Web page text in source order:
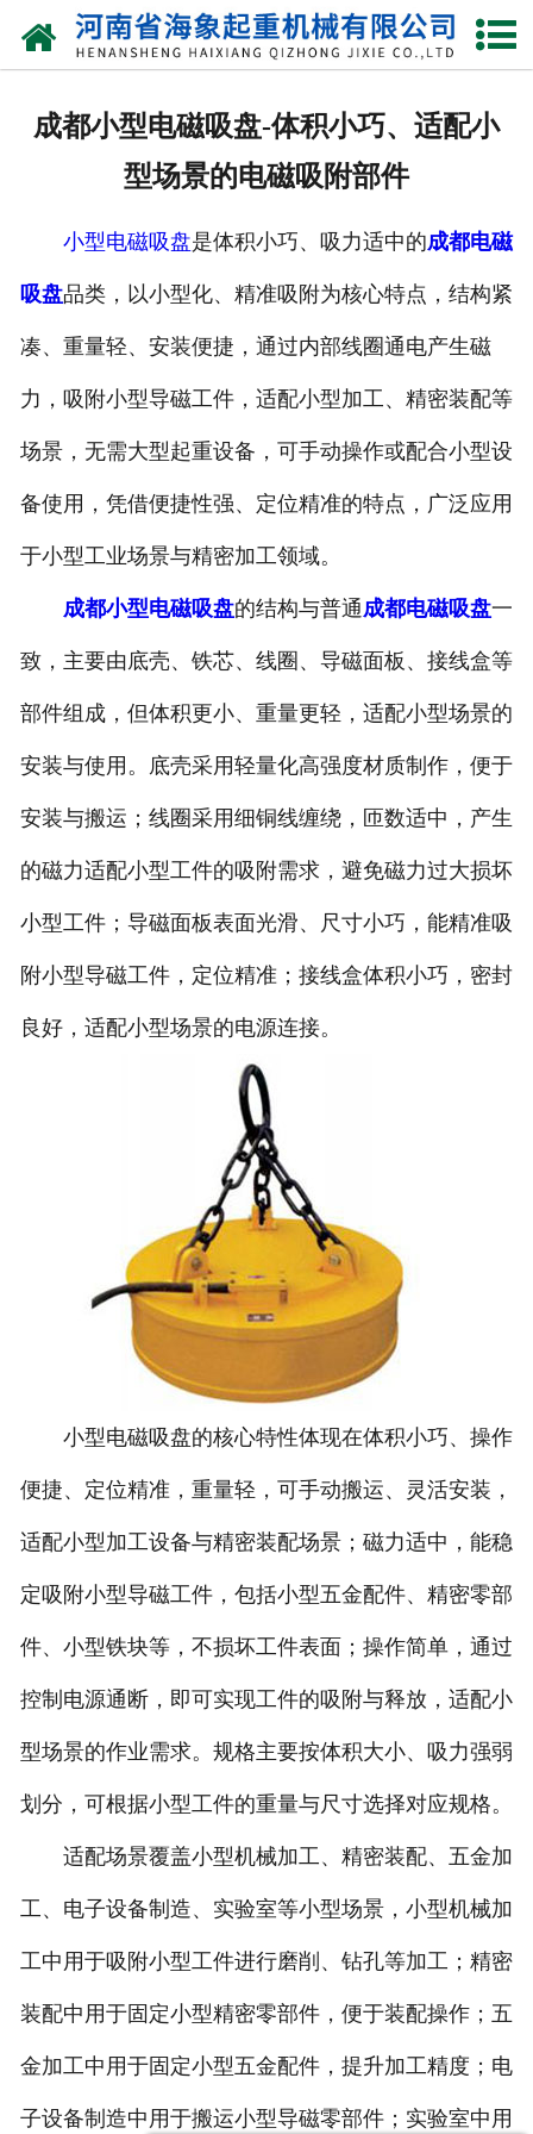
网站首页
厂区一角
案例展示
联系我们
成都小型电磁吸盘-体积小巧、适配小
型场景的电磁吸附部件
小型电磁吸盘是体积小巧、吸力适中的成都电磁
吸盘品类，以小型化、精准吸附为核心特点，结构紧
凑、重量轻、安装便捷，通过内部线圈通电产生磁
力，吸附小型导磁工件，适配小型加工、精密装配等
场景，无需大型起重设备，可手动操作或配合小型设
备使用，凭借便捷性强、定位精准的特点，广泛应用
于小型工业场景与精密加工领域。
成都小型电磁吸盘的结构与普通成都电磁吸盘一
致，主要由底壳、铁芯、线圈、导磁面板、接线盒等
部件组成，但体积更小、重量更轻，适配小型场景的
安装与使用。底壳采用轻量化高强度材质制作，便于
安装与搬运；线圈采用细铜线缠绕，匝数适中，产生
的磁力适配小型工件的吸附需求，避免磁力过大损坏
小型工件；导磁面板表面光滑、尺寸小巧，能精准吸
附小型导磁工件，定位精准；接线盒体积小巧，密封
良好，适配小型场景的电源连接。
小型电磁吸盘的核心特性体现在体积小巧、操作
便捷、定位精准，重量轻，可手动搬运、灵活安装，
适配小型加工设备与精密装配场景；磁力适中，能稳
定吸附小型导磁工件，包括小型五金配件、精密零部
件、小型铁块等，不损坏工件表面；操作简单，通过
控制电源通断，即可实现工件的吸附与释放，适配小
型场景的作业需求。规格主要按体积大小、吸力强弱
划分，可根据小型工件的重量与尺寸选择对应规格。
适配场景覆盖小型机械加工、精密装配、五金加
工、电子设备制造、实验室等小型场景，小型机械加
工中用于吸附小型工件进行磨削、钻孔等加工；精密
装配中用于固定小型精密零部件，便于装配操作；五
金加工中用于固定小型五金配件，提升加工精度；电
子设备制造中用于搬运小型导磁零部件；实验室中用